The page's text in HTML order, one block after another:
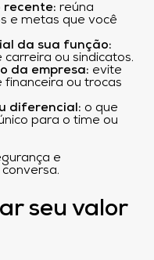
recente: reúna
e metas que você
da sua função:
ou sindicatos.
da empresa: evite
financeira ou trocas
diferencial: o que
para o time ou
e
seu valor